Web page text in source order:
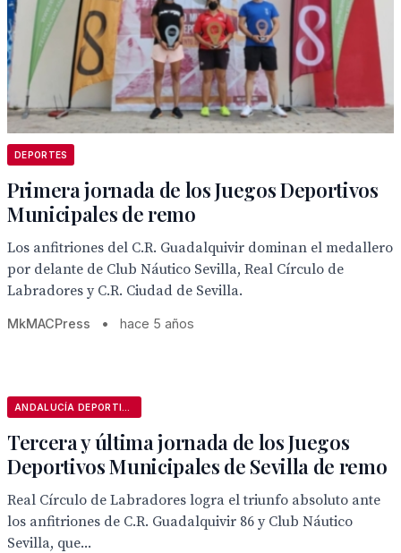
DEPORTES
Primera jornada de los Juegos Deportivos
Municipales de remo
Los anfitriones del C.R. Guadalquivir dominan el medallero
por delante de Club Náutico Sevilla, Real Círculo de
Labradores y C.R. Ciudad de Sevilla.
MkMACPress • hace 5 años
Tercera y última jornada de los Juegos
Deportivos Municipales de Sevilla de remo
Real Círculo de Labradores logra el triunfo absoluto ante
los anfitriones de C.R. Guadalquivir 86 y Club Náutico
Sevilla, que...